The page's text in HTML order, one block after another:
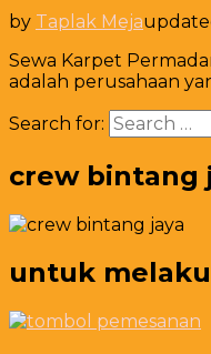
by Taplak Meja
Sewa Karpet
adalah perusahaan
Search for:
crew bintang
untuk